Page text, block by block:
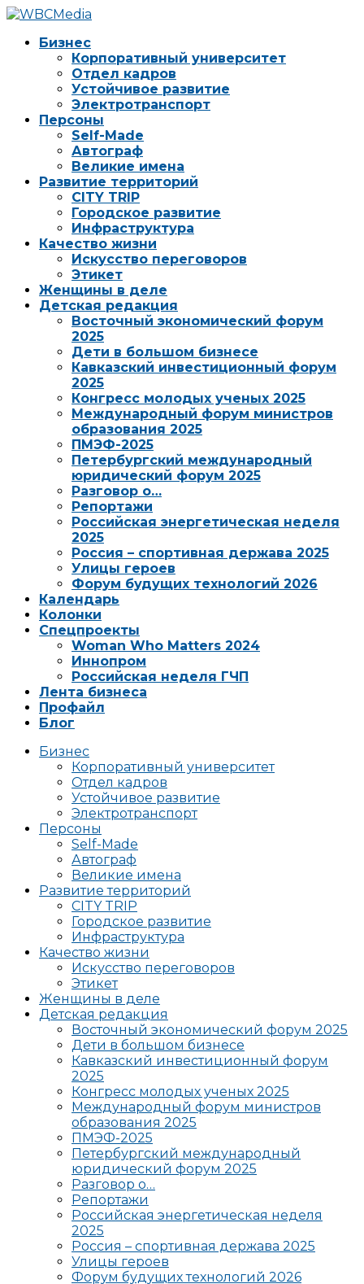
Бизнес
Корпоративный университет
Отдел кадров
Устойчивое развитие
Электротранспорт
Персоны
Self-Made
Автограф
Великие имена
Развитие территорий
CITY TRIP
Городское развитие
Инфраструктура
Качество жизни
Искусство переговоров
Этикет
Женщины в деле
Детская редакция
Восточный экономический форум
2025
Дети в большом бизнесе
Кавказский инвестиционный форум
2025
Конгресс молодых ученых 2025
Международный форум министров
образования 2025
ПМЭФ-2025
Петербургский международный
юридический форум 2025
Разговор о…
Репортажи
Российская энергетическая неделя
2025
Россия – спортивная держава 2025
Улицы героев
Форум будущих технологий 2026
Календарь
Колонки
Спецпроекты
Woman Who Matters 2024
Иннопром
Российская неделя ГЧП
Лента бизнеса
Профайл
Блог
Бизнес
Корпоративный университет
Отдел кадров
Устойчивое развитие
Электротранспорт
Персоны
Self-Made
Автограф
Великие имена
Развитие территорий
CITY TRIP
Городское развитие
Инфраструктура
Качество жизни
Искусство переговоров
Этикет
Женщины в деле
Детская редакция
Восточный экономический форум 2025
Дети в большом бизнесе
Кавказский инвестиционный форум
2025
Конгресс молодых ученых 2025
Международный форум министров
образования 2025
ПМЭФ-2025
Петербургский международный
юридический форум 2025
Разговор о…
Репортажи
Российская энергетическая неделя
2025
Россия – спортивная держава 2025
Улицы героев
Форум будущих технологий 2026